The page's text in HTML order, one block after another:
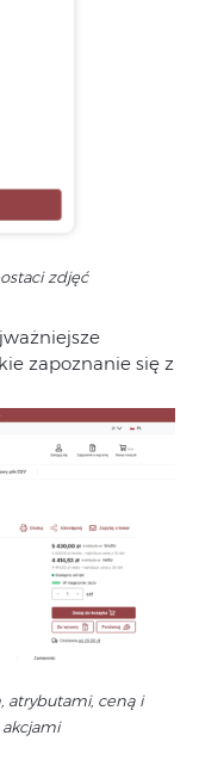
zdjęć
zapoznanie się z
atrybutami, ceną i